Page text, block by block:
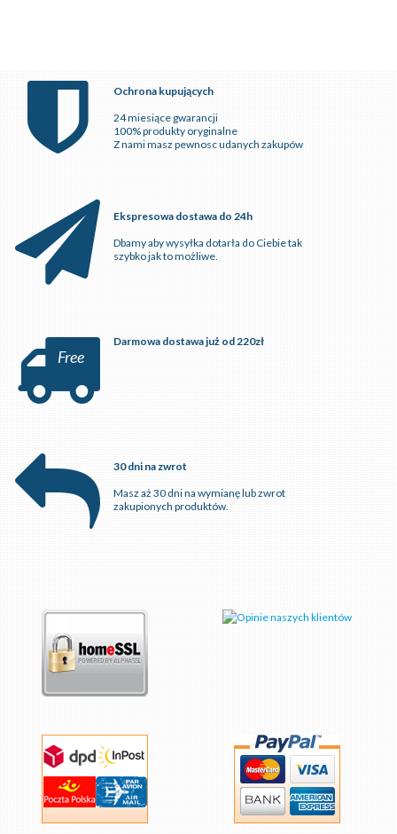
Ochrona kupujących
24 miesiące gwarancji
100% produkty oryginalne
Z nami masz pewnosc udanych zakupów
Ekspresowa dostawa do 24h
Dbamy aby wysyłka dotarła do Ciebie tak
szybko jak to możliwe.
Free
Darmowa dostawa już od 220zł
30 dni na zwrot
Masz aż 30 dni na wymianę lub zwrot
zakupionych produktów.